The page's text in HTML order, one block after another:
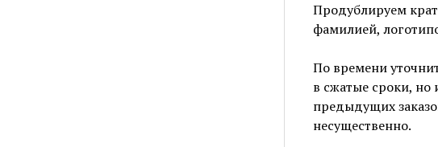
Продублируем
фамилией,
По времени
в сжатые сроки, но
предыдущих
несущественно.